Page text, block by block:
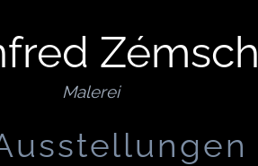
Zémsch
Malerei